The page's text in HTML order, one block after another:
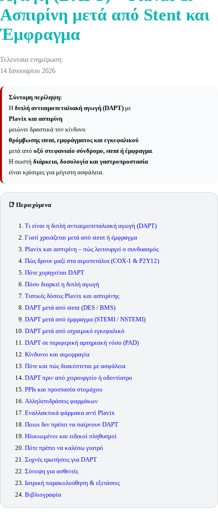
Ασπιρίνη μετά από Stent και
Έμφραγμα
Τελευταία ενημέρωση:
14 Ιανουαρίου 2026
Σύντομη περίληψη:
Η διπλή αντιαιμοπεταλιακή αγωγή (DAPT) με
Plavix και ασπιρίνη
μειώνει δραστικά τον κίνδυνο
θρόμβωσης stent, εμφράγματος και εγκεφαλικού
μετά από οξύ στεφανιαίο σύνδρομο, stent ή έμφραγμα.
Η σωστή διάρκεια, δοσολογία και γαστροπροστασία
είναι κρίσιμες για μέγιστη ασφάλεια.
📑 Περιεχόμενα
Τι είναι η διπλή αντιαιμοπεταλιακή αγωγή (DAPT)
Γιατί χρειάζεται μετά από stent ή έμφραγμα
Plavix και ασπιρίνη – πώς λειτουργεί ο συνδυασμός
Πώς δρουν μαζί στα αιμοπετάλια (COX-1 & P2Y12)
Πότε χορηγείται DAPT
Πόσο διαρκεί η διπλή αγωγή
Τυπικές δόσεις Plavix και ασπιρίνης
DAPT μετά από stent (DES / BMS)
DAPT μετά από έμφραγμα (STEMI / NSTEMI)
DAPT μετά από ισχαιμικό εγκεφαλικό
DAPT σε περιφερική αρτηριακή νόσο (PAD)
Κίνδυνοι και αιμορραγία
Πότε και πώς διακόπτεται με ασφάλεια
DAPT πριν από χειρουργείο ή οδοντίατρο
PPIs και προστασία στομάχου
Αλληλεπιδράσεις φαρμάκων
Εναλλακτικά φάρμακα αντί Plavix
Ποιοι δεν πρέπει να παίρνουν DAPT
Ηλικιωμένοι και ειδικοί πληθυσμοί
Πότε πρέπει να καλέσω γιατρό
Συχνές ερωτήσεις για DAPT
Σύνοψη για ασθενείς
Ιατρική παρακολούθηση & εξετάσεις
Βιβλιογραφία